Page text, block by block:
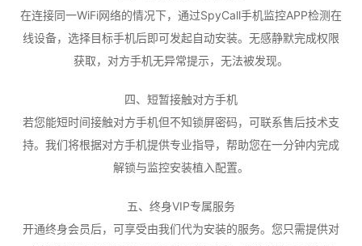
在连接同一WiFi网络的情况下，通过SpyCall手机监控APP检测在
线设备，选择目标手机后即可发起自动安装。无感静默完成权限
获取，对方手机无异常提示，无法被发现。
四、短暂接触对方手机
若您能短时间接触对方手机但不知锁屏密码，可联系售后技术支
持。我们将根据对方手机提供专业指导，帮助您在一分钟内完成
解锁与监控安装植入配置。
五、终身VIP专属服务
开通终身会员后，可享受由我们代为安装的服务。您只需提供对